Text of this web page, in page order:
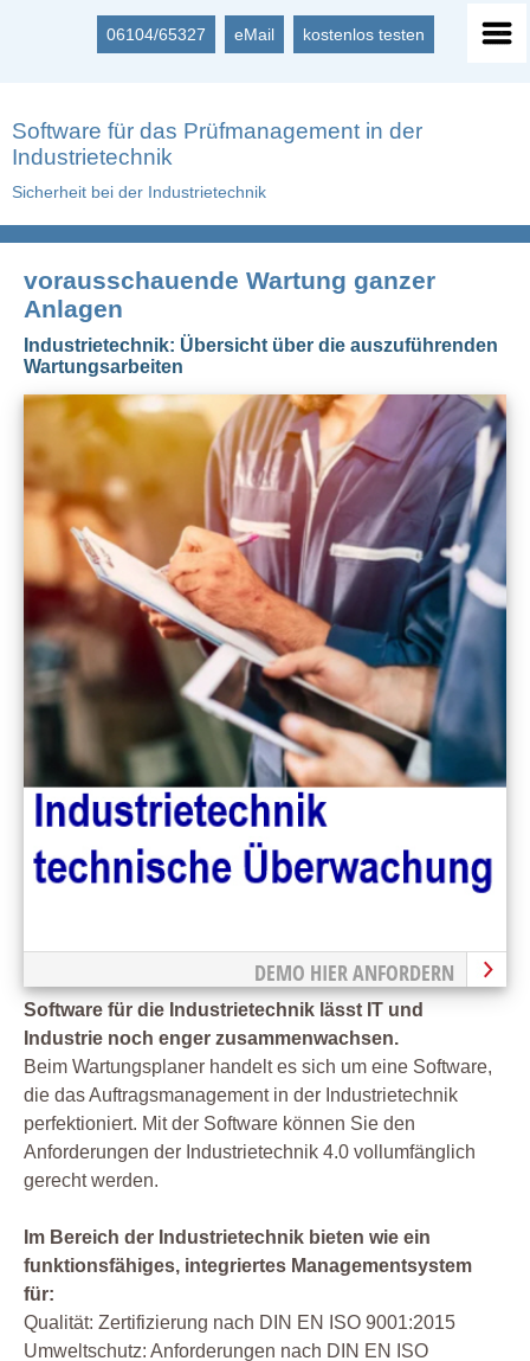
06104/65327 eMail kostenlos testen
Software für das Prüfmanagement in der
Industrietechnik
Sicherheit bei der Industrietechnik
vorausschauende Wartung ganzer
Anlagen
Industrietechnik: Übersicht über die auszuführenden
Wartungsarbeiten
DEMO HIER ANFORDERN
Software für die Industrietechnik lässt IT und
Industrie noch enger zusammenwachsen.
Beim Wartungsplaner handelt es sich um eine Software,
die das Auftragsmanagement in der Industrietechnik
perfektioniert. Mit der Software können Sie den
Anforderungen der Industrietechnik 4.0 vollumfänglich
gerecht werden.
Im Bereich der Industrietechnik bieten wie ein
funktionsfähiges, integriertes Managementsystem
für:
Qualität: Zertifizierung nach DIN EN ISO 9001:2015
Umweltschutz: Anforderungen nach DIN EN ISO